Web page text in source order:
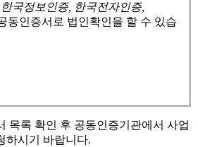
국정보인증, 한국전자인증,
동인증서로 법인확인을 할 수 있습
목록 확인 후 공동인증기관에서 사업
하시기 바랍니다.